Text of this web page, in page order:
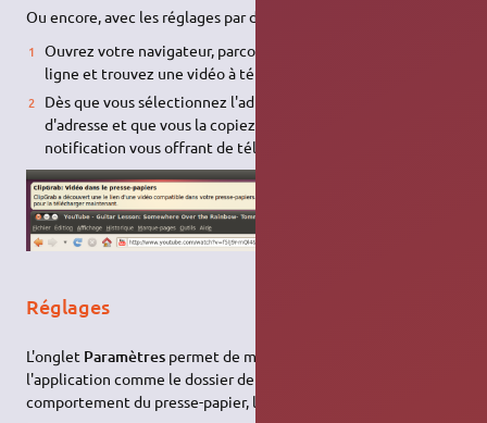
Ou encore, avec les réglages par défaut :
Ouvrez votre navigateur, parcourez votre site de vidéos en
ligne et trouvez une vidéo à télécharger
Dès que vous sélectionnez l'adresse url dans la barre
d'adresse et que vous la copiez, ClipGrab affiche une
notification vous offrant de télécharger la vidéo.
Réglages
L'onglet Paramètres permet de modifier les réglages de
l'application comme le dossier de destination, le
comportement du presse-papier, les notifications.